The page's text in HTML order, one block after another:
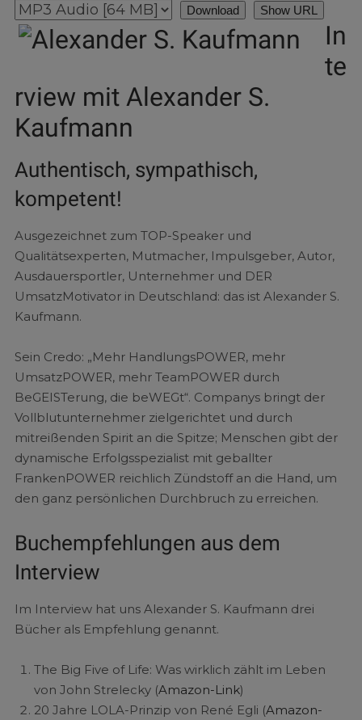
Download Show URL
In
te
rview mit Alexander S.
Kaufmann
Authentisch, sympathisch,
kompetent!
Ausgezeichnet zum TOP-Speaker und
Qualitätsexperten, Mutmacher, Impulsgeber, Autor,
Ausdauersportler, Unternehmer und DER
UmsatzMotivator in Deutschland: das ist Alexander S.
Kaufmann.
Sein Credo: „Mehr HandlungsPOWER, mehr
UmsatzPOWER, mehr TeamPOWER durch
BeGEISTerung, die beWEGt“. Companys bringt der
Vollblutunternehmer zielgerichtet und durch
mitreißenden Spirit an die Spitze; Menschen gibt der
dynamische Erfolgsspezialist mit geballter
FrankenPOWER reichlich Zündstoff an die Hand, um
den ganz persönlichen Durchbruch zu erreichen.
Buchempfehlungen aus dem
Interview
Im Interview hat uns Alexander S. Kaufmann drei
Bücher als Empfehlung genannt.
The Big Five of Life: Was wirklich zählt im Leben
von John Strelecky (Amazon-Link)
20 Jahre LOLA-Prinzip von René Egli (Amazon-